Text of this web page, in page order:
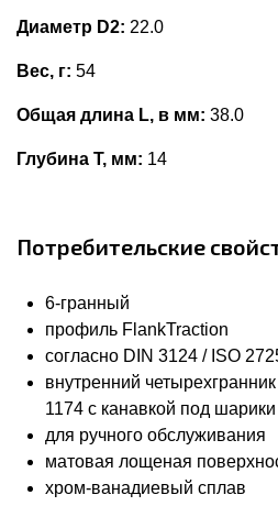
Диаметр D2: 22.0
Вес, г: 54
Общая длина L, в мм: 38.0
Глубина Т, мм: 14
Потребительские
6-гранный
профиль FlankTraction
согласно DIN 3124 / ISO
внутренний
1174 с канавкой под шарики
для ручного обслуживания
матовая лощеная
хром-ванадиевый сплав